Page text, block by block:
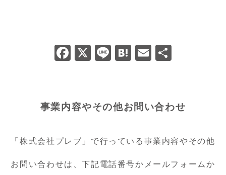
F
e
b
o
o
k
X Li H
n
a
E
l
事業内容やその他お問い合わせ
「株式会社プレブ」で行っている事業内容やその他
お問い合わせは、下記電話番号かメールフォームか